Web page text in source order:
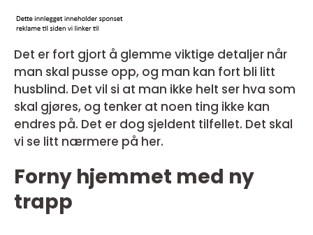
Det er fort gjort å glemme viktige detaljer når
man skal pusse opp, og man kan fort bli litt
husblind. Det vil si at man ikke helt ser hva som
skal gjøres, og tenker at noen ting ikke kan
endres på. Det er dog sjeldent tilfellet. Det skal
vi se litt nærmere på her.
Forny hjemmet med ny
trapp